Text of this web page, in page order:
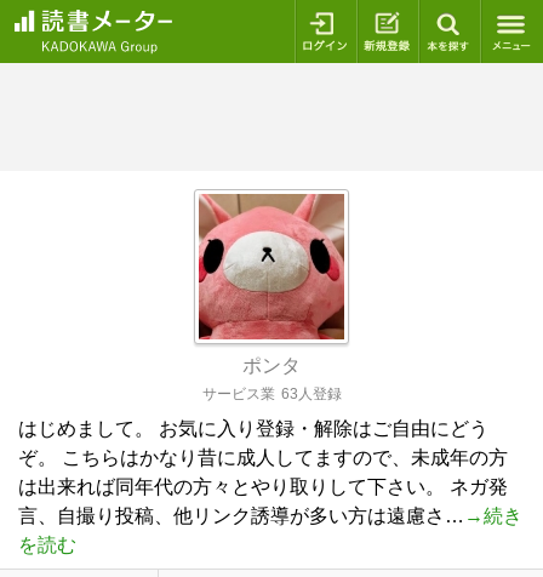
ログイン 新規登録
ポンタ
サービス業 63人登録
はじめまして。 お気に入り登録・解除はご自由にどう
ぞ。 こちらはかなり昔に成人してますので、未成年の方
は出来れば同年代の方々とやり取りして下さい。 ネガ発
言、自撮り投稿、他リンク誘導が多い方は遠慮さ… →続き
を読む